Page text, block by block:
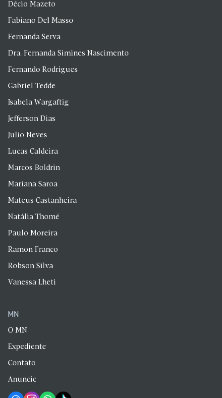
Décio Mazeto
Fabiano Del Masso
Fernanda Serva
Dra. Fernanda Simines Nascimento
Fernando Rodrigues
Gabriel Tedde
Isabela Wargaftig
Jefferson Dias
Julio Neves
Lucas Caldeira
Marcos Boldrin
Mariana Saroa
Mateus Castanheira
Natália Thomé
Paulo Moreira
Ramon Franco
Robson Silva
Vanessa Lheti
MN
O MN
Expediente
Contato
Anuncie